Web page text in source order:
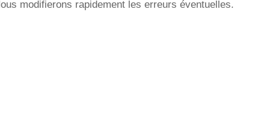
modifierons rapidement les erreurs éventuelles.